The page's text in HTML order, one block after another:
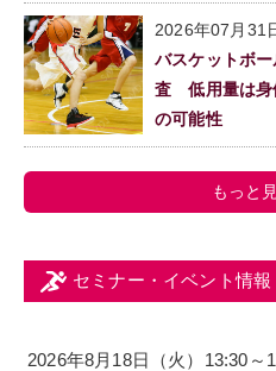
2026年07月31
バスケットボ
査 低用量は身
の可能性
もっと
セミナー・イベント情報
2026年8月18日（火）13:30～